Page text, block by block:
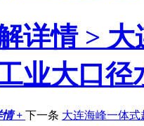
详情 > 大
业大口径
情 + 下一条 大连海峰一体